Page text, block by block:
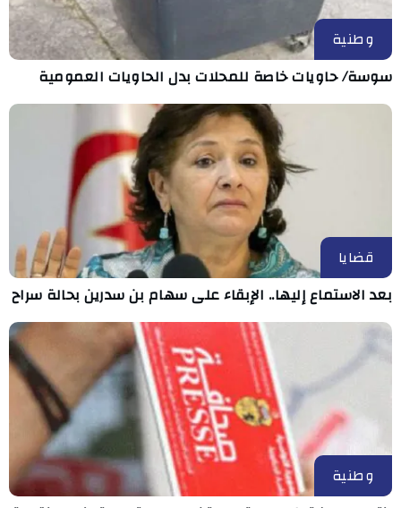
وطنية
سوسة/ حاويات خاصة للمحلات بدل الحاويات العمومية
قضايا
بعد الاستماع إليها.. الإبقاء على سهام بن سدرين بحالة سراح
وطنية